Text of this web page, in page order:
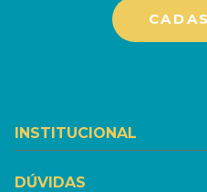
INSTITUCIONAL
DÚVIDAS